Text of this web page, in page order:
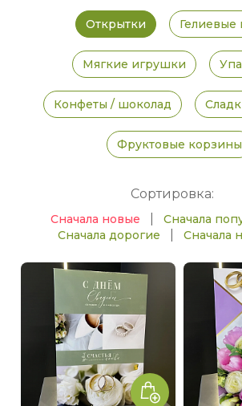
Открытки
Мягкие игрушки
Конфеты / шоколад
Фруктовые корзины
Сортировка:
Сначала новые Сначала
Сначала дорогие Сначала